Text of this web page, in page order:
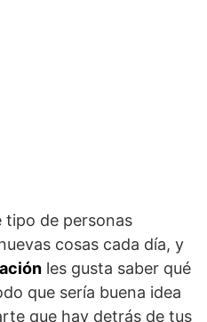
tipo de personas
cosas cada día, y
les gusta saber qué
que sería buena idea
que hay detrás de tus